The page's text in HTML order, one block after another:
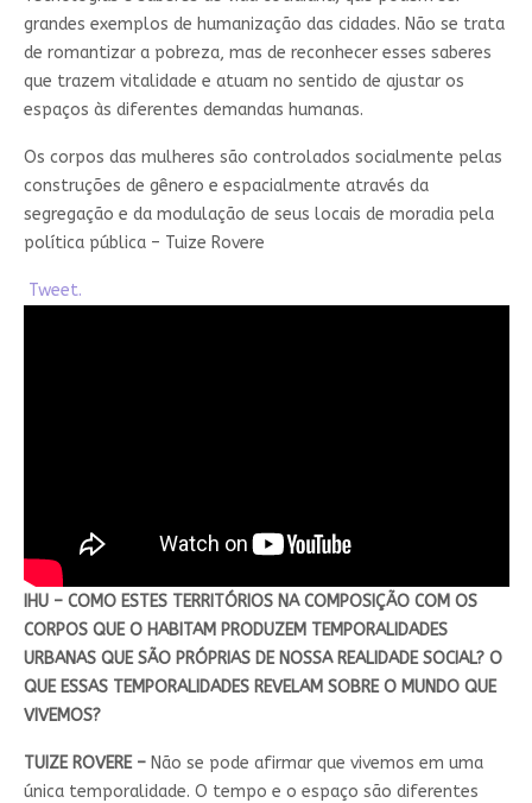
grandes exemplos de humanização das cidades. Não se trata
de romantizar a pobreza, mas de reconhecer esses saberes
que trazem vitalidade e atuam no sentido de ajustar os
espaços às diferentes demandas humanas.
Os corpos das mulheres são controlados socialmente pelas
construções de gênero e espacialmente através da
segregação e da modulação de seus locais de moradia pela
política pública – Tuize Rovere
Tweet.
IHU – COMO ESTES TERRITÓRIOS NA COMPOSIÇÃO COM OS
CORPOS QUE O HABITAM PRODUZEM TEMPORALIDADES
URBANAS QUE SÃO PRÓPRIAS DE NOSSA REALIDADE SOCIAL? O
QUE ESSAS TEMPORALIDADES REVELAM SOBRE O MUNDO QUE
VIVEMOS?
TUIZE ROVERE –Não se pode afirmar que vivemos em uma
única temporalidade. O tempo e o espaço são diferentes